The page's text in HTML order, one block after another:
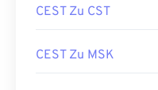
CEST Zu CST
CEST Zu MSK